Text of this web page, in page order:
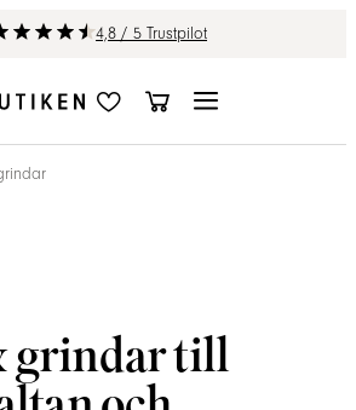
4,8 / 5 Trustpilot
grindar till